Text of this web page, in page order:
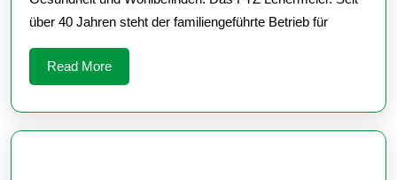
–
FTZ
über 40 Jahren steht der familiengeführte Betrieb für
Read MoreRead
More